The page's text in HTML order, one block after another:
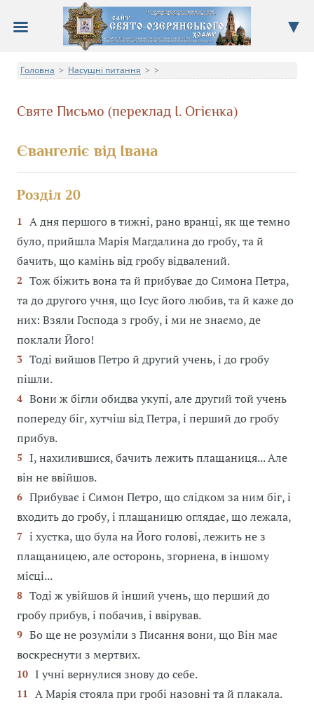
Сайт Свято-Озерянського храму
Про храм, новини, події, недільна школа, фотоальбом
Головна > Насущні питання > >
Святе Письмо (переклад І. Огієнка)
Євангеліє від Івана
Розділ 20
1
А дня першого в тижні, рано вранці, як ще темно
було, прийшла Марія Магдалина до гробу, та й
бачить, що камінь від гробу відвалений.
2
Тож біжить вона та й прибуває до Симона Петра,
та до другого учня, що Ісус його любив, та й каже до
них: Взяли Господа з гробу, і ми не знаємо, де
поклали Його!
3 Тоді вийшов Петро й другий учень, і до гробу
пішли.
4 Вони ж бігли обидва укупі, але другий той учень
попереду біг, хутчіш від Петра, і перший до гробу
прибув.
5
І, нахилившися, бачить лежить плащаниця... Але
він не ввійшов.
6 Прибуває і Симон Петро, що слідком за ним біг, і
входить до гробу, і плащаницю оглядає, що лежала,
7 і хустка, що була на Його голові, лежить не з
плащаницею, але осторонь, згорнена, в іншому
місці...
8 Тоді ж увійшов й інший учень, що перший до
гробу прибув, і побачив, і ввірував.
9 Бо ще не розуміли з Писання вони, що Він має
воскреснути з мертвих.
10 І учні вернулися знову до себе.
11
А Марія стояла при гробі назовні та й плакала.